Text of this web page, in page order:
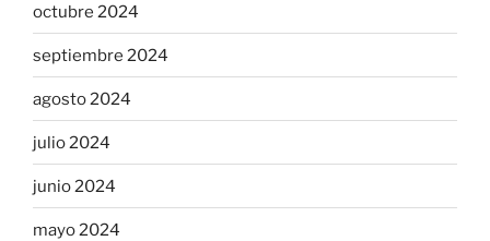
octubre 2024
septiembre 2024
agosto 2024
julio 2024
junio 2024
mayo 2024